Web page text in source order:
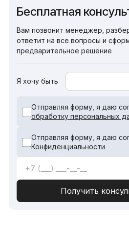
Бесплатная
Вам позвонит менеджер,
ответит на все вопросы и
предварительное решение
Я хочу быть
Отправляя форму, я даю
обработку персональных
Отправляя форму, я даю
Конфиденциальности